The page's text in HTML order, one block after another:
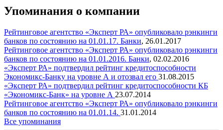
Упоминания о компании
Рейтинговое агентство «Эксперт РА» опубликовало рэнкинги
банков по состоянию на 01.01.17. Банки, 26.01.2017
Рейтинговое агентство «Эксперт РА» опубликовало рэнкинги
банков по состоянию на 01.01.2016. Банки, 02.02.2016
«Эксперт РА» подтвердил рейтинг кредитоспособности
Экономикс-Банку на уровне А и отозвал его 31.08.2015
«Эксперт РА» подтвердил рейтинг кредитоспособности КБ
«Экономикс-Банк» на уровне А 23.07.2014
Рейтинговое агентство «Эксперт РА» опубликовало рэнкинги
банков по состоянию на 01.01.14. 31.01.2014
Все упоминания